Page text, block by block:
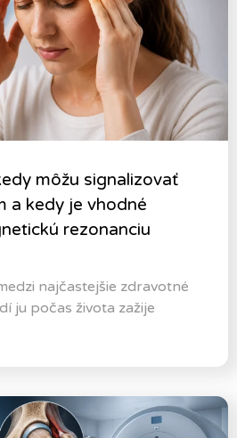
môžu signalizovať
a kedy je vhodné
rezonanciu
najčastejšie zdravotné
ju počas života zažije